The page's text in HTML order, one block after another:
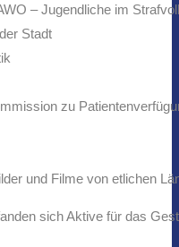
– Jugendliche im
Stadt
zu
und Filme von etlichen
sich Aktive für das